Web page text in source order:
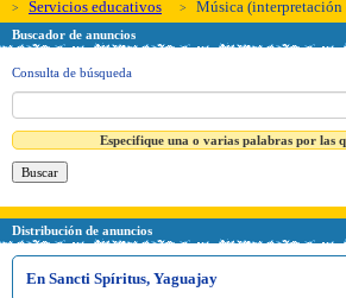
Servicios educativos
Música
Buscador de anuncios
Consulta de búsqueda
Especifique una o varias palabras por las
Distribución de anuncios
En Sancti Spíritus, Yaguajay